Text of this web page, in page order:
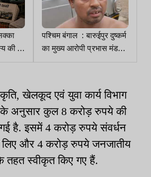
की भी
पश्चिम बंगाल : बारुईपुर दुष्कर्म
का मुख्य आरोपी प्रभास मंडल
पुलिस एनकाउंटर में मारा गया
खेलकूद एवं युवा कार्य विभाग
के अनुसार कुल 8 करोड़ रुपये की
गई है. इसमें 4 करोड़ रुपये संवर्धन
और 4 करोड़ रुपये जनजातीय
तहत स्वीकृत किए गए हैं.